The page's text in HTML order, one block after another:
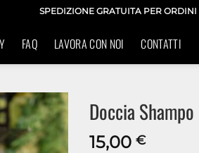
SPEDIZIONE GRATUITA PER
FAQ LAVORA CON NOI CONTATTI
Doccia Shampo
15,00 €